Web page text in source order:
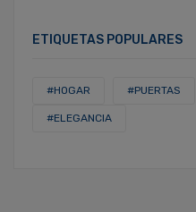
ETIQUETAS POPULARES
#HOGAR #PUERTAS
#ELEGANCIA